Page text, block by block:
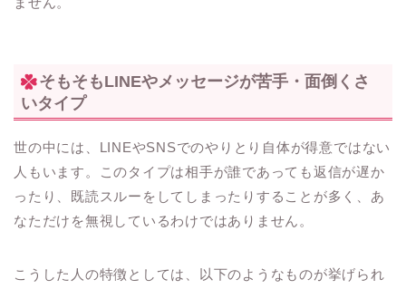
そもそもLINEやメッセージが苦手・面倒くさ
いタイプ
世の中には、LINEやSNSでのやりとり自体が得意ではない
人もいます。このタイプは相手が誰であっても返信が遅か
ったり、既読スルーをしてしまったりすることが多く、あ
なただけを無視しているわけではありません。
こうした人の特徴としては、以下のようなものが挙げられ